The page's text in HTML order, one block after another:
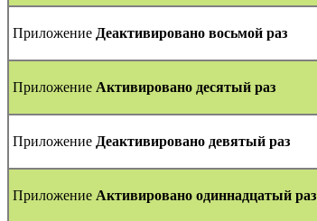
Приложение Деактивировано восьмой раз
Приложение Активировано десятый раз
Приложение Деактивировано девятый раз
Приложение Активировано одиннадцатый раз